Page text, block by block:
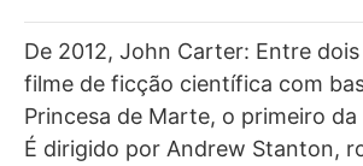
De 2012, John Carter: Entre
filme de ficção científica com
Princesa de Marte, o primeiro da
É dirigido por Andrew Stanton,